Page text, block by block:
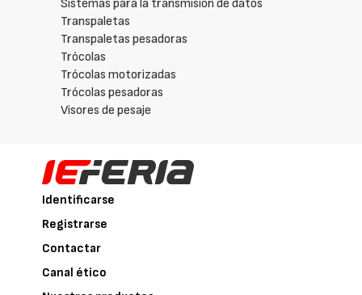
Sistemas para la transmision de datos
Transpaletas
Transpaletas pesadoras
Trócolas
Trócolas motorizadas
Trócolas pesadoras
Visores de pesaje
Identificarse
Registrarse
Contactar
Canal ético